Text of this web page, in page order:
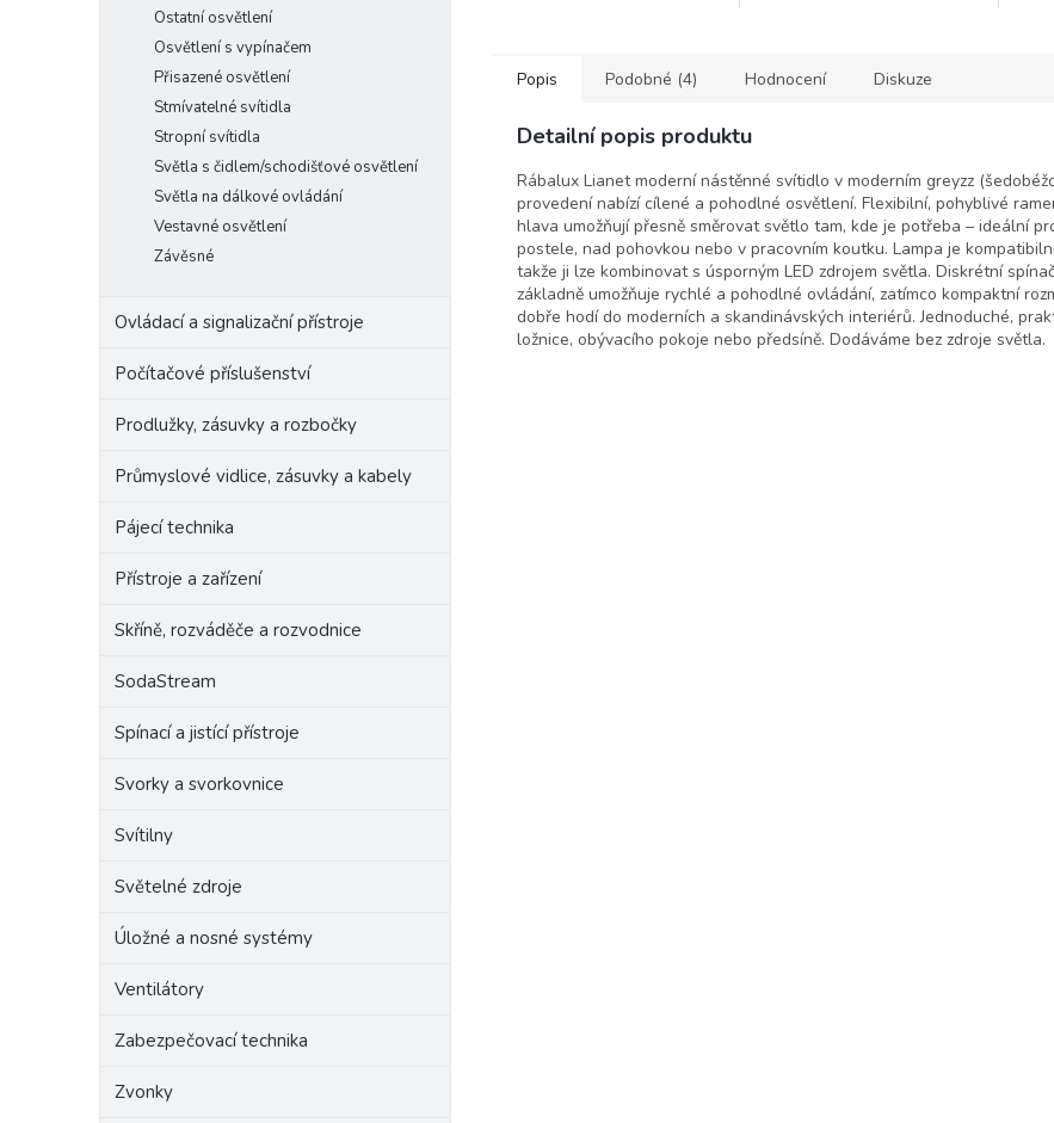
Ostatní osvětlení
Osvětlení s vypínačem
Přisazené osvětlení
Stmívatelné svítidla
Stropní svítidla
Světla s čidlem/schodišťové osvětlení
Světla na dálkové ovládání
Vestavné osvětlení
Závěsné
Ovládací a signalizační přístroje
Počítačové příslušenství
Prodlužky, zásuvky a rozbočky
Průmyslové vidlice, zásuvky a kabely
Pájecí technika
Přístroje a zařízení
Skříně, rozváděče a rozvodnice
SodaStream
Spínací a jistící přístroje
Svorky a svorkovnice
Svítilny
Světelné zdroje
Úložné a nosné systémy
Ventilátory
Zabezpečovací technika
Zvonky
Popis Podobné (4) Hodnocení Diskuze
Detailní popis produktu
Rábalux Lianet moderní nástěnné svítidlo v moderním greyzz
provedení nabízí cílené a pohodlné osvětlení. Flexibilní, pohyblivé
hlava umožňují přesně směrovat světlo tam, kde je potřeba – ideální
postele, nad pohovkou nebo v pracovním koutku. Lampa je
takže ji lze kombinovat s úsporným LED zdrojem světla. Diskrétní
základně umožňuje rychlé a pohodlné ovládání, zatímco kompaktní
dobře hodí do moderních a skandinávských interiérů. Jednoduché,
ložnice, obývacího pokoje nebo předsíně. Dodáváme bez zdroje světla.